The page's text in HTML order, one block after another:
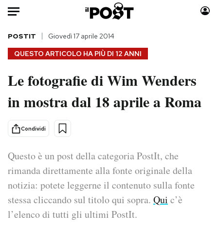
Auto
HOME
Italia
Politica
Tecnologia
Internet
Scienza
Cultura
Moda
Consumismi
Media
Europa
QUESTO ARTICOLO HA PIÙ DI 12 ANNI
POSTIT Giovedì 17 aprile 2014
Le fotografie di Wim Wenders
in mostra dal 18 aprile a Roma
Condividi
Questo è un post della categoria PostIt, che
rimanda direttamente alla fonte originale della
notizia: potete leggerne il contenuto sulla fonte
stessa cliccando sul titolo qui sopra. Qui c’è
l’elenco di tutti gli ultimi PostIt.